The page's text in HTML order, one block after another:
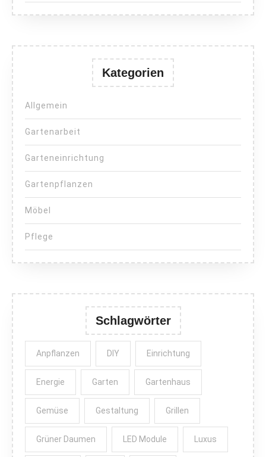
Kategorien
Allgemein
Gartenarbeit
Garteneinrichtung
Gartenpflanzen
Möbel
Pflege
Schlagwörter
Anpflanzen DIY Einrichtung
Energie Garten Gartenhaus
Gemüse Gestaltung Grillen
Grüner Daumen LED Module Luxus